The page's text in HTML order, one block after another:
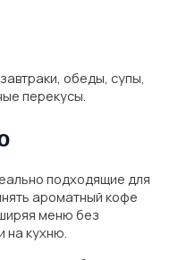
обеды, супы,
перекусы.
подходящие для
ароматный кофе
меню без
на кухню.